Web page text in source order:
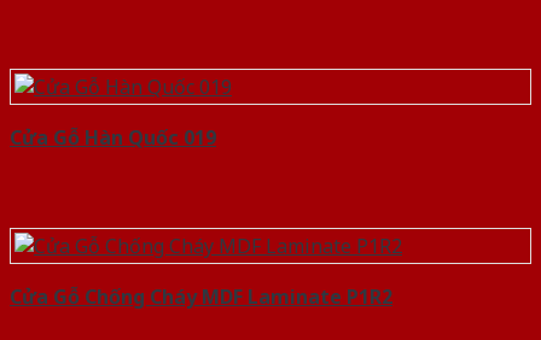
Cửa Gỗ Hàn Quốc 019
Cửa Gỗ Chống Cháy MDF Laminate P1R2